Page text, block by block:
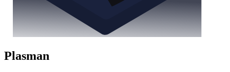
Plasman